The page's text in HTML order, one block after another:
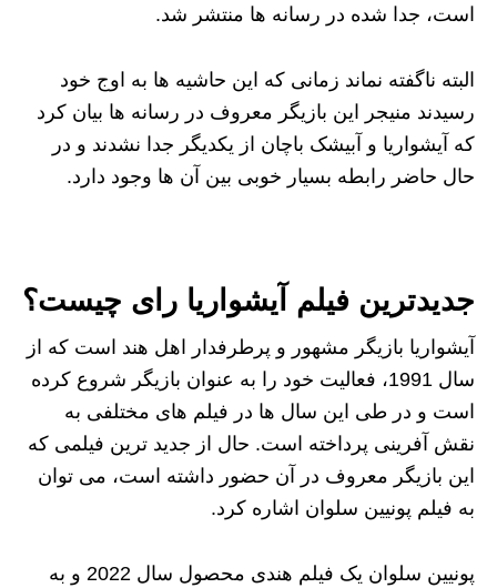
است، جدا شده در رسانه ها منتشر شد.
البته ناگفته نماند زمانی که این حاشیه‌ ها به اوج خود
رسیدند منیجر این بازیگر معروف در رسانه‌ ها بیان کرد
که آیشواریا و آبیشک باچان از یکدیگر جدا نشدند و در
حال حاضر رابطه بسیار خوبی بین آن ها وجود دارد.
جدیدترین فیلم آیشواریا رای چیست؟
آیشواریا بازیگر مشهور و پرطرفدار اهل هند است که از
سال 1991، فعالیت خود را به عنوان بازیگر شروع کرده
است و در طی این سال‌ ها در فیلم‌ های مختلفی به
نقش آفرینی پرداخته است. حال از جدید ترین فیلمی که
این بازیگر معروف در آن حضور داشته است، می توان
به فیلم پونیین سلوان اشاره کرد.
پونیین سلوان یک فیلم هندی محصول سال 2022 و به